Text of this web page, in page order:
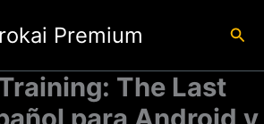
Premium
The Last